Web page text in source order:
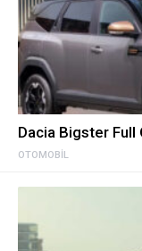
OTOMOBIL
Dacia Bigster Full